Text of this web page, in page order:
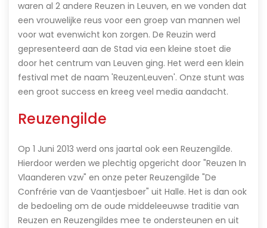
waren al 2 andere Reuzen in Leuven, en we vonden dat
een vrouwelijke reus voor een groep van mannen wel
voor wat evenwicht kon zorgen. De Reuzin werd
gepresenteerd aan de Stad via een kleine stoet die
door het centrum van Leuven ging. Het werd een klein
festival met de naam 'ReuzenLeuven'. Onze stunt was
een groot success en kreeg veel media aandacht.
Reuzengilde
Op 1 Juni 2013 werd ons jaartal ook een Reuzengilde.
Hierdoor werden we plechtig opgericht door "Reuzen In
Vlaanderen vzw" en onze peter Reuzengilde "De
Confrérie van de Vaantjesboer" uit Halle. Het is dan ook
de bedoeling om de oude middeleeuwse traditie van
Reuzen en Reuzengildes mee te ondersteunen en uit